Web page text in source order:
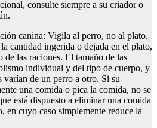
consulte siempre a su criador o
canina: Vigila al perro, no al plato.
cantidad ingerida o dejada en el plato,
de las raciones. El tamaño de las
individual y del tipo de cuerpo, y
varían de un perro a otro. Si su
una comida o pica la comida, no se
está dispuesto a eliminar una comida
en cuyo caso simplemente reduce la